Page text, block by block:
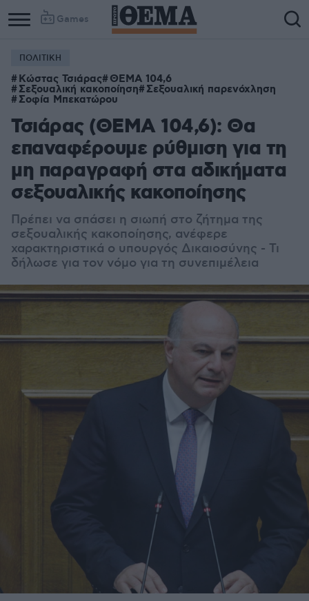
Games
ΠΟΛΙΤΙΚΗ
Κώστας Τσιάρας ΘΕΜΑ 104,6
Σεξουαλική κακοποίηση Σεξουαλική παρενόχληση
Σοφία Μπεκατώρου
Τσιάρας (ΘΕΜΑ 104,6): Θα
επαναφέρουμε ρύθμιση για τη
μη παραγραφή στα αδικήματα
σεξουαλικής κακοποίησης
Πρέπει να σπάσει η σιωπή στο ζήτημα της
σεξουαλικής κακοποίησης, ανέφερε
χαρακτηριστικά ο υπουργός Δικαιοσύνης - Τι
δήλωσε για τον νόμο για τη συνεπιμέλεια